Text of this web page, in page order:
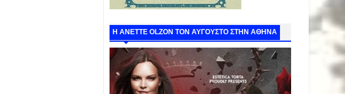
Η ANETTE OLZON ΤΟΝ ΑΥΓΟΥΣΤΟ ΣΤΗΝ ΑΘΗΝΑ